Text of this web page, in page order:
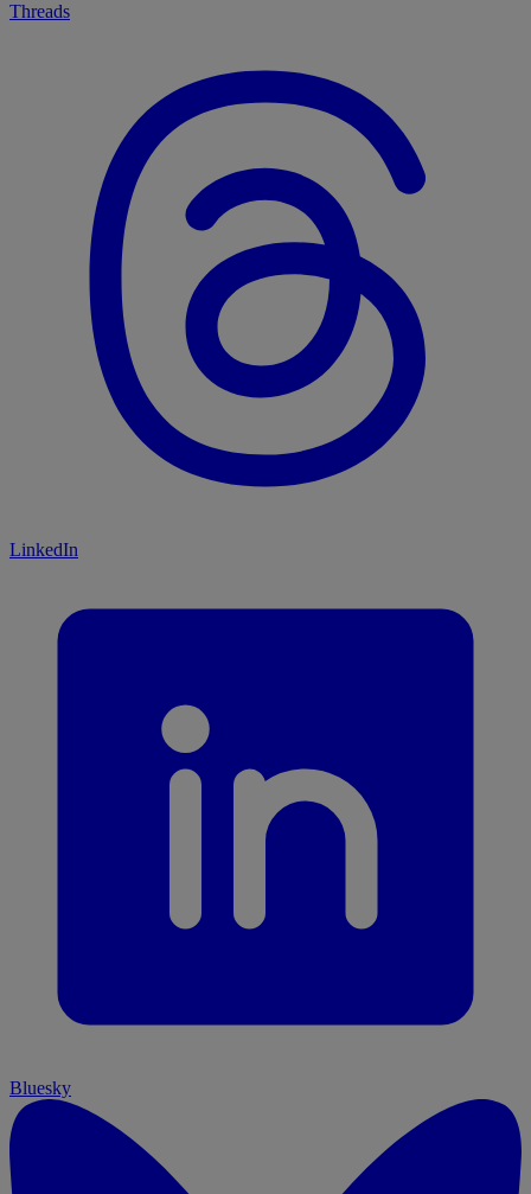
Threads
LinkedIn
Bluesky